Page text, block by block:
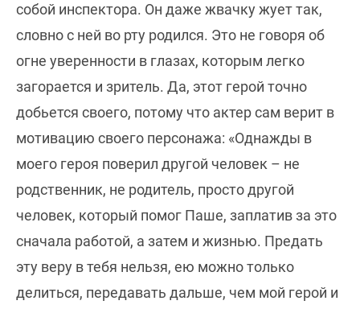
собой инспектора. Он даже жвачку жует так,
словно с ней во рту родился. Это не говоря об
огне уверенности в глазах, которым легко
загорается и зритель. Да, этот герой точно
добьется своего, потому что актер сам верит в
мотивацию своего персонажа: «Однажды в
моего героя поверил другой человек – не
родственник, не родитель, просто другой
человек, который помог Паше, заплатив за это
сначала работой, а затем и жизнью. Предать
эту веру в тебя нельзя, ею можно только
делиться, передавать дальше, чем мой герой и